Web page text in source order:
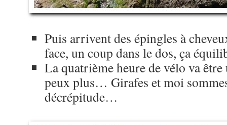
Puis arrivent des épingles à
face, un coup dans le dos, ça
La quatrième heure de vélo va être
peux plus… Girafes et moi
décrépitude…